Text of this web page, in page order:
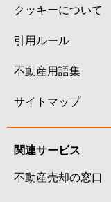
クッキーについて
引用ルール
不動産用語集
サイトマップ
関連サービス
不動産売却の窓口